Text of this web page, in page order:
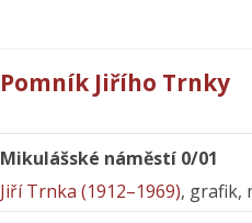
Pomník Jiřího Trnky
Mikulášské náměstí 0/01
Jiří Trnka (1912–1969), grafik,